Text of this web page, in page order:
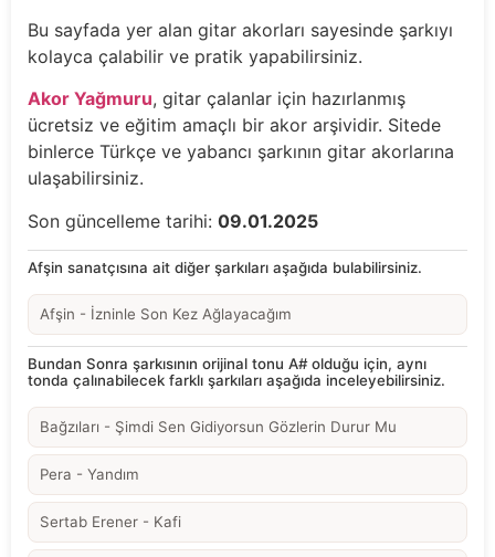
Bu sayfada yer alan gitar akorları sayesinde şarkıyı
kolayca çalabilir ve pratik yapabilirsiniz.
Akor Yağmuru, gitar çalanlar için hazırlanmış
ücretsiz ve eğitim amaçlı bir akor arşividir. Sitede
binlerce Türkçe ve yabancı şarkının gitar akorlarına
ulaşabilirsiniz.
Son güncelleme tarihi: 09.01.2025
Afşin sanatçısına ait diğer şarkıları aşağıda bulabilirsiniz.
Afşin - İzninle Son Kez Ağlayacağım
Bundan Sonra şarkısının orijinal tonu A# olduğu için, aynı
tonda çalınabilecek farklı şarkıları aşağıda inceleyebilirsiniz.
Bağzıları - Şimdi Sen Gidiyorsun Gözlerin Durur Mu
Pera - Yandım
Sertab Erener - Kafi